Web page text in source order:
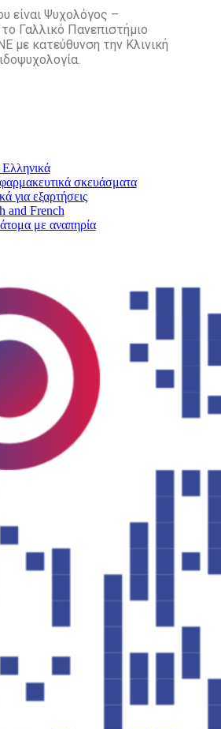
είναι Ψυχολόγος –
Γαλλικό Πανεπιστήμιο
με κατεύθυνση την Kλινική
σκευάσματα
για εξαρτήσεις
and French
με αναπηρία